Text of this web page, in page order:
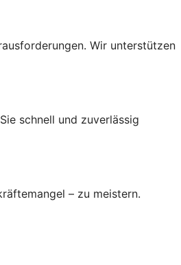
Wir unterstützen
schnell und zuverlässig
– zu meistern.